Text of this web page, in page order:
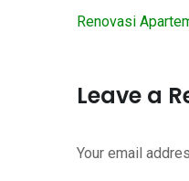
Renovasi
Leave a
Your email